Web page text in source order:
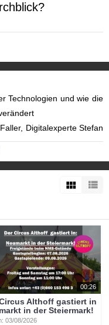
Technologien und wie die
Digitalexperte Stefan
poetry slam
btvon
fresach etg24
peter
alexander peer
00:26
Althoff gastiert in
in der Steiermark!
03/08/2026